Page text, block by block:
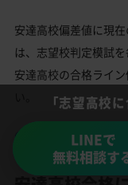
安達高校偏差値に現
は、志望校判定模試
安達高校の合格ライ
志望校判定模試に
「志望高校
LINEで
無料相談す